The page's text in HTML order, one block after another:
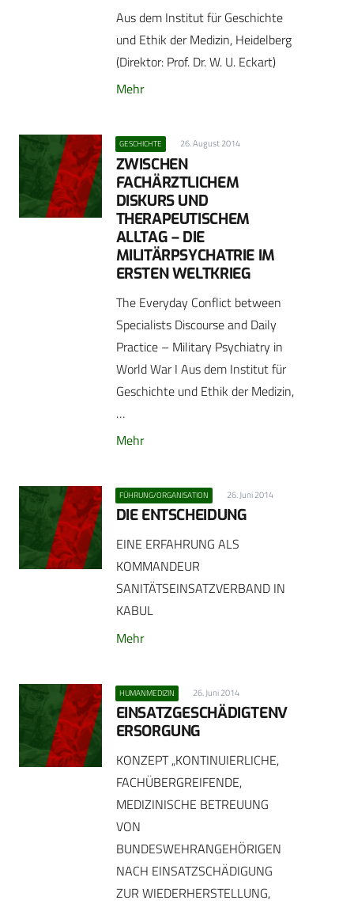
Aus dem Institut für Geschichte
und Ethik der Medizin, Heidelberg
(Direktor: Prof. Dr. W. U. Eckart)
Mehr
GESCHICHTE 26. August 2014
ZWISCHEN
FACHÄRZTLICHEM
DISKURS UND
THERAPEUTISCHEM
ALLTAG – DIE
MILITÄRPSYCHATRIE IM
ERSTEN WELTKRIEG
The Everyday Conflict between
Specialists Discourse and Daily
Practice – Military Psychiatry in
World War I Aus dem Institut für
Geschichte und Ethik der Medizin,
…
Mehr
FÜHRUNG/ORGANISATION 26. Juni 2014
DIE ENTSCHEIDUNG
EINE ERFAHRUNG ALS
KOMMANDEUR
SANITÄTSEINSATZVERBAND IN
KABUL
Mehr
HUMANMEDIZIN 26. Juni 2014
EINSATZGESCHÄDIGTENV
ERSORGUNG
KONZEPT „KONTINUIERLICHE,
FACHÜBERGREIFENDE,
MEDIZINISCHE BETREUUNG
VON
BUNDESWEHRANGEHÖRIGEN
NACH EINSATZSCHÄDIGUNG
ZUR WIEDERHERSTELLUNG,